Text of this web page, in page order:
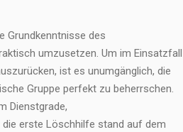
Grundkenntnisse des
umzusetzen. Um im Einsatzfall
ist es unumgänglich, die
Gruppe perfekt zu beherrschen.
Dienstgrade,
erste Löschhilfe stand auf dem